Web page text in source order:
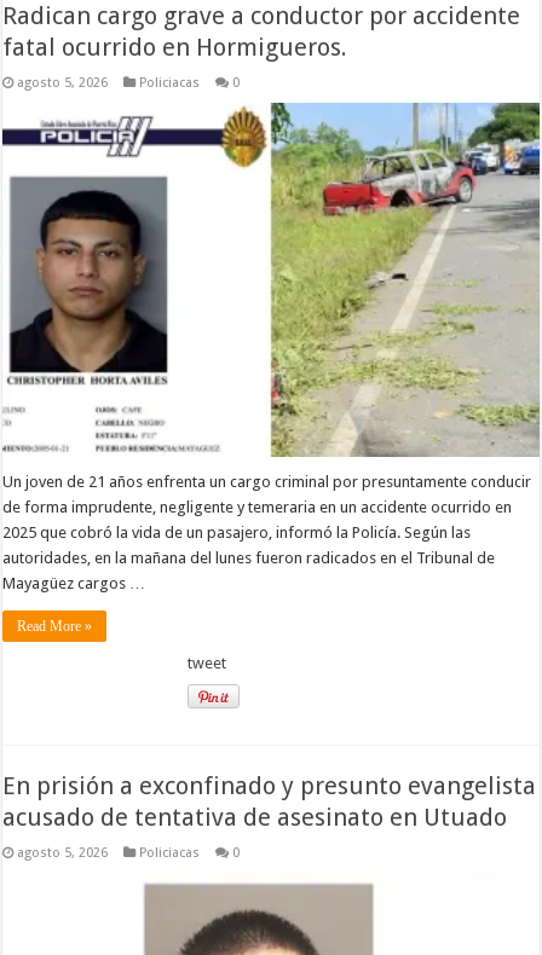
Radican cargo grave a conductor por accidente
fatal ocurrido en Hormigueros.
agosto 5, 2026 Policiacas 0
Un joven de 21 años enfrenta un cargo criminal por presuntamente conducir
de forma imprudente, negligente y temeraria en un accidente ocurrido en
2025 que cobró la vida de un pasajero, informó la Policía. Según las
autoridades, en la mañana del lunes fueron radicados en el Tribunal de
Mayagüez cargos …
Read More »
tweet
En prisión a exconfinado y presunto evangelista
acusado de tentativa de asesinato en Utuado
agosto 5, 2026 Policiacas 0